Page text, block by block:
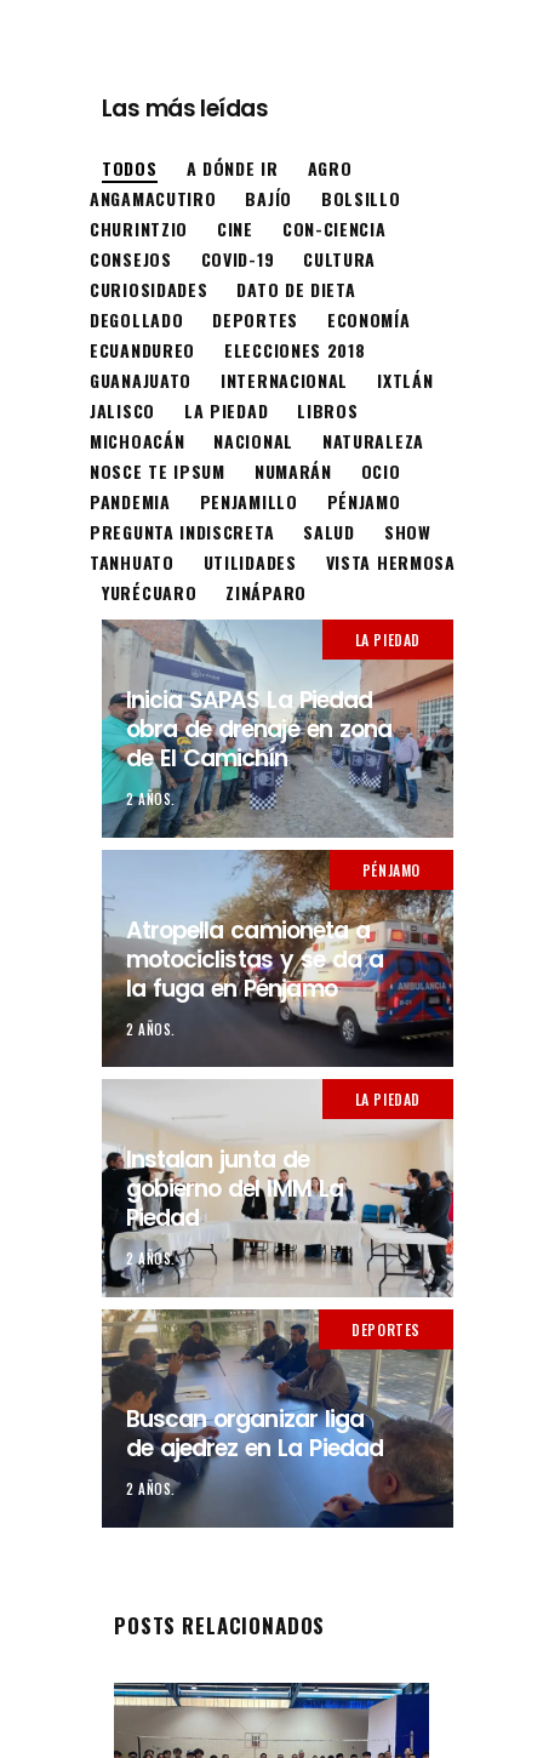
Las más leídas
TODOS A DÓNDE IR
AGRO
ANGAMACUTIRO
BAJÍO
BOLSILLO
CHURINTZIO
CINE
CON-CIENCIA
CONSEJOS
COVID-19
CULTURA
CURIOSIDADES
DATO DE DIETA
DEGOLLADO
DEPORTES
ECONOMÍA
ECUANDUREO
ELECCIONES 2018
GUANAJUATO
INTERNACIONAL
IXTLÁN
JALISCO
LA PIEDAD
LIBROS
MICHOACÁN
NACIONAL
NATURALEZA
NOSCE TE IPSUM
NUMARÁN
OCIO
PANDEMIA
PENJAMILLO
PÉNJAMO
PREGUNTA INDISCRETA
SALUD
SHOW
TANHUATO
UTILIDADES
VISTA HERMOSA
YURÉCUARO
ZINÁPARO
LA PIEDAD
Inicia SAPAS La Piedad
obra de drenaje en zona
de El Camichín
2 AÑOS.
PÉNJAMO
Atropella camioneta a
motociclistas y se da a
la fuga en Pénjamo
2 AÑOS.
LA PIEDAD
Instalan junta de
gobierno del IMM La
Piedad
2 AÑOS.
DEPORTES
Buscan organizar liga
de ajedrez en La Piedad
2 AÑOS.
POSTS RELACIONADOS